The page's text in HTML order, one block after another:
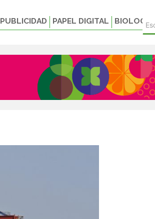
PUBLICIDAD PAPEL DIGITAL